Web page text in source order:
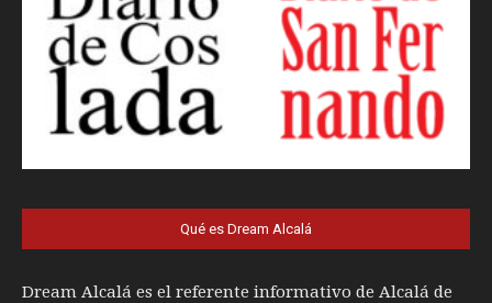
Qué es Dream Alcalá
Dream Alcalá es el referente informativo de Alcalá de